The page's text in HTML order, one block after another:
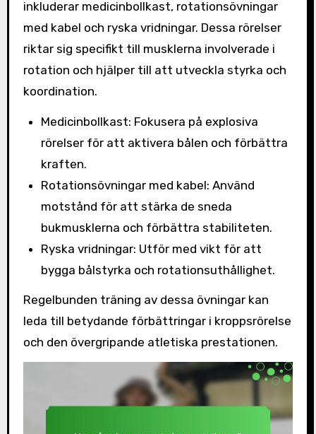
inkluderar medicinbollkast, rotationsövningar
med kabel och ryska vridningar. Dessa rörelser
riktar sig specifikt till musklerna involverade i
rotation och hjälper till att utveckla styrka och
koordination.
Medicinbollkast: Fokusera på explosiva
rörelser för att aktivera bålen och förbättra
kraften.
Rotationsövningar med kabel: Använd
motstånd för att stärka de sneda
bukmusklerna och förbättra stabiliteten.
Ryska vridningar: Utför med vikt för att
bygga bålstyrka och rotationsuthållighet.
Regelbunden träning av dessa övningar kan
leda till betydande förbättringar i kroppsrörelse
och den övergripande atletiska prestationen.